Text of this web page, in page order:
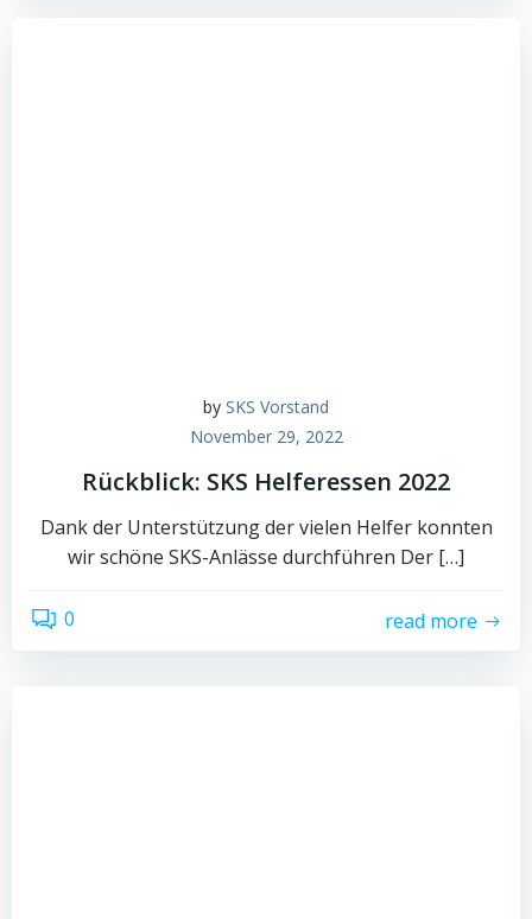
by SKS Vorstand
November 29, 2022
Rückblick: SKS Helferessen 2022
Dank der Unterstützung der vielen Helfer konnten
wir schöne SKS-Anlässe durchführen Der […]
0 read more